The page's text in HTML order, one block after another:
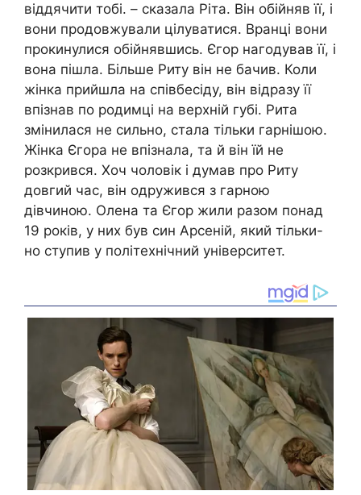
віддячити тобі. – сказала Ріта. Він обійняв її, і
вони продовжували цілyватися. Вранці вони
прокинулися обійнявшись. Єгор нагодував її, і
вона пішла. Більше Риту він не бачив. Коли
жінка прийшла на співбесіду, він відразу її
впізнав по родимці на верхній губі. Рита
змінилася не сильно, стала тільки гарнішою.
Жінка Єгора не впізнала, та й він їй не
розкрився. Хоч чоловік і думав про Риту
довгий час, він одружився з гарною
дівчиною. Олена та Єгор жили разом понад
19 років, у них був син Арсеній, який тільки-
но ступив у політехнічний університет.